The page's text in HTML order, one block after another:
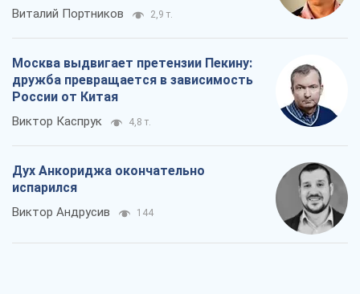
Виталий Портников 2,9 т.
Москва выдвигает претензии Пекину:
дружба превращается в зависимость
России от Китая
Виктор Каспрук 4,8 т.
Дух Анкориджа окончательно
испарился
Виктор Андрусив 144